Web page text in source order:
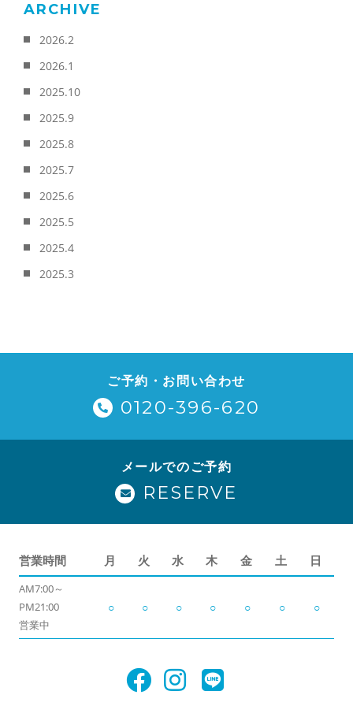
ARCHIVE
2026.2
2026.1
2025.10
2025.9
2025.8
2025.7
2025.6
2025.5
2025.4
2025.3
ご予約・お問い合わせ
0120-396-620
メールでのご予約
RESERVE
営業時間 月 火 水 木 金 土 日
AM7:00～
PM21:00
営業中
○ ○ ○ ○ ○ ○ ○